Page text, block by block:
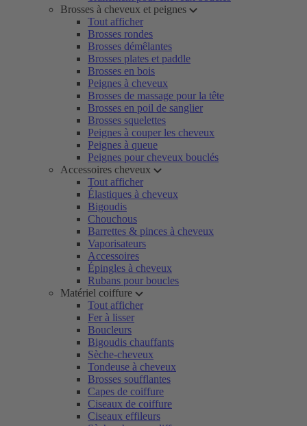
Brosses à cheveux et peignes
Tout afficher
Brosses rondes
Brosses démêlantes
Brosses plates et paddle
Brosses en bois
Peignes à cheveux
Brosses de massage pour la tête
Brosses en poil de sanglier
Brosses squelettes
Peignes à couper les cheveux
Peignes à queue
Peignes pour cheveux bouclés
Accessoires cheveux
Tout afficher
Élastiques à cheveux
Bigoudis
Chouchous
Barrettes & pinces à cheveux
Vaporisateurs
Accessoires
Épingles à cheveux
Rubans pour boucles
Matériel coiffure
Tout afficher
Fer à lisser
Boucleurs
Bigoudis chauffants
Sèche-cheveux
Tondeuse à cheveux
Brosses soufflantes
Capes de coiffure
Ciseaux de coiffure
Ciseaux effileurs